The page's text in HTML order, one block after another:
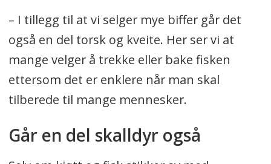
– I tillegg til at vi selger mye biffer går det
også en del torsk og kveite. Her ser vi at
mange velger å trekke eller bake fisken
ettersom det er enklere når man skal
tilberede til mange mennesker.
Går en del skalldyr også